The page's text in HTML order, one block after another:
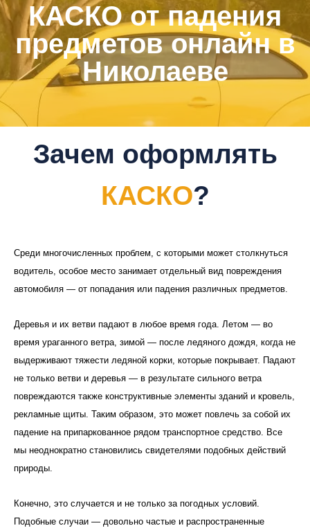
КАСКО от падения
предметов онлайн в
Николаеве
Зачем оформлять
КАСКО?
Среди многочисленных проблем, с которыми может столкнуться
водитель, особое место занимает отдельный вид повреждения
автомобиля — от попадания или падения различных предметов.
Деревья и их ветви падают в любое время года. Летом — во
время ураганного ветра, зимой — после ледяного дождя, когда не
выдерживают тяжести ледяной корки, которые покрывает. Падают
не только ветви и деревья — в результате сильного ветра
повреждаются также конструктивные элементы зданий и кровель,
рекламные щиты. Таким образом, это может повлечь за собой их
падение на припаркованное рядом транспортное средство. Все
мы неоднократно становились свидетелями подобных действий
природы.
Конечно, это случается и не только за погодных условий.
Подобные случаи — довольно частые и распространенные